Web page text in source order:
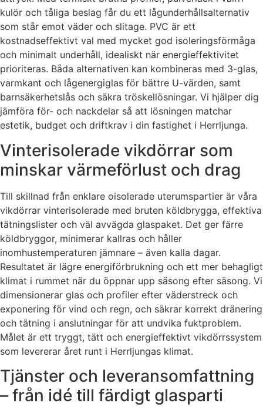
kulör och tåliga beslag får du ett lågunderhållsalternativ
som står emot väder och slitage. PVC är ett
kostnadseffektivt val med mycket god isoleringsförmåga
och minimalt underhåll, idealiskt när energieffektivitet
prioriteras. Båda alternativen kan kombineras med 3-glas,
varmkant och lågenergiglas för bättre U-värden, samt
barnsäkerhetslås och säkra tröskellösningar. Vi hjälper dig
jämföra för- och nackdelar så att lösningen matchar
estetik, budget och driftkrav i din fastighet i Herrljunga.
Vinterisolerade vikdörrar som
minskar värmeförlust och drag
Till skillnad från enklare oisolerade uterumspartier är våra
vikdörrar vinterisolerade med bruten köldbrygga, effektiva
tätningslister och väl avvägda glaspaket. Det ger färre
köldbryggor, minimerar kallras och håller
inomhustemperaturen jämnare – även kalla dagar.
Resultatet är lägre energiförbrukning och ett mer behagligt
klimat i rummet när du öppnar upp säsong efter säsong. Vi
dimensionerar glas och profiler efter väderstreck och
exponering för vind och regn, och säkrar korrekt dränering
och tätning i anslutningar för att undvika fuktproblem.
Målet är ett tryggt, tätt och energieffektivt vikdörrssystem
som levererar året runt i Herrljungas klimat.
Tjänster och leveransomfattning
– från idé till färdigt glasparti